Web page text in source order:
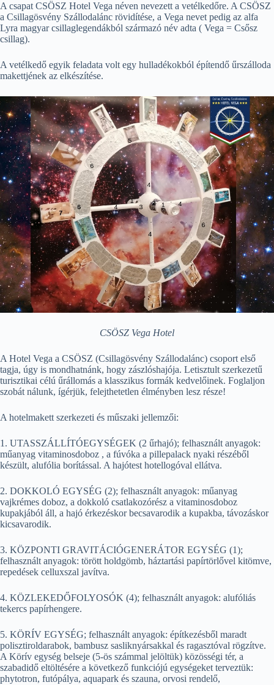
A csapat CSÖSZ Hotel Vega néven nevezett a vetélkedőre. A CSÖSZ
a Csillagösvény Szállodalánc rövidítése, a Vega nevet pedig az alfa
Lyra magyar csillaglegendákból származó név adta ( Vega = Csősz
csillag).
A vetélkedő egyik feladata volt egy hulladékokból építendő űrszálloda
makettjének az elkészítése.
CSÖSZ Vega Hotel
A Hotel Vega a CSÖSZ (Csillagösvény Szállodalánc) csoport első
tagja, úgy is mondhatnánk, hogy zászlóshajója. Letisztult szerkezetű
turisztikai célú űrállomás a klasszikus formák kedvelőinek. Foglaljon
szobát nálunk, ígérjük, felejthetetlen élményben lesz része!
A hotelmakett szerkezeti és műszaki jellemzői:
1. UTASSZÁLLÍTÓEGYSÉGEK (2 űrhajó); felhasznált anyagok:
műanyag vitaminosdoboz , a fúvóka a pillepalack nyaki részéből
készült, alufólia borítással. A hajótest hotellogóval ellátva.
2. DOKKOLÓ EGYSÉG (2); felhasznált anyagok: műanyag
vajkrémes doboz, a dokkoló csatlakozórész a vitaminosdoboz
kupakjából áll, a hajó érkezéskor becsavarodik a kupakba, távozáskor
kicsavarodik.
3. KÖZPONTI GRAVITÁCIÓGENERÁTOR EGYSÉG (1);
felhasznált anyagok: törött holdgömb, háztartási papírtörlővel kitömve,
repedések celluxszal javítva.
4. KÖZLEKEDŐFOLYOSÓK (4); felhasznált anyagok: alufóliás
tekercs papírhengere.
5. KÖRÍV EGYSÉG; felhasznált anyagok: építkezésből maradt
polisztiroldarabok, bambusz sasliknyársakkal és ragasztóval rögzítve.
A Körív egység belseje (5-ös számmal jelöltük) közösségi tér, a
szabadidő eltöltésére a következő funkciójú egységeket terveztük:
phytotron, futópálya, aquapark és szauna, orvosi rendelő,